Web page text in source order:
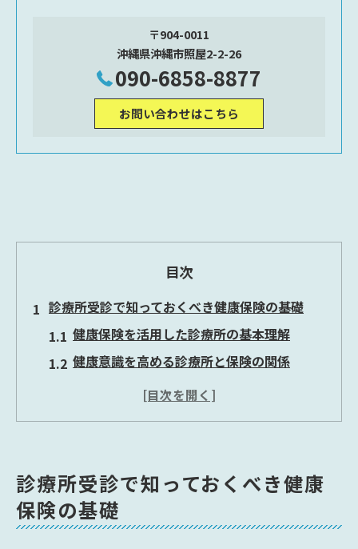
〒904-0011
沖縄県沖縄市照屋2-2-26
090-6858-8877
お問い合わせはこちら
目次
診療所受診で知っておくべき健康保険の基礎
健康保険を活用した診療所の基本理解
健康意識を高める診療所と保険の関係
健康保険適用時の診療所選びの基準
健康保険証が無い時の診療所対応ガイド
健康保険証が無い場合の受診手順と注意点
健康保険証未取得時の診療所利用方法
診療所受診で知っておくべき健康
保険の基礎